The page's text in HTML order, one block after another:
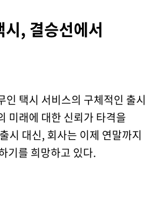
, 결승선에서
인 택시 서비스의 구체적인 출시
미래에 대한 신뢰가 타격을
시 대신, 회사는 이제 연말까지
기를 희망하고 있다.